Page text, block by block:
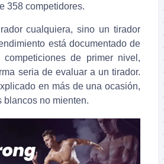
358 competidores.
cualquiera, sino un tirador
está documentado de
de primer nivel,
seria de evaluar a un tirador.
en más de una ocasión,
blancos no mienten.